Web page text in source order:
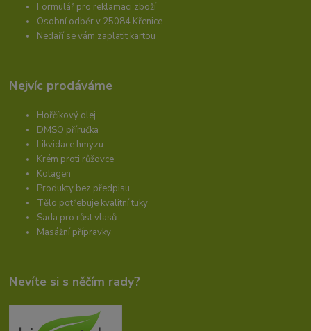
Formulář pro reklamaci zboží
Osobní odběr v 25084 Křenice
Nedaří se vám zaplatit kartou
Nejvíc prodáváme
Hořčíkový olej
DMSO příručka
Likvidace hmyzu
Krém proti růžovce
Kolagen
Produkty bez předpisu
Tělo potřebuje kvalitní tuky
Sada pro růst vlasů
Masážní přípravky
Nevíte si s něčím rady?